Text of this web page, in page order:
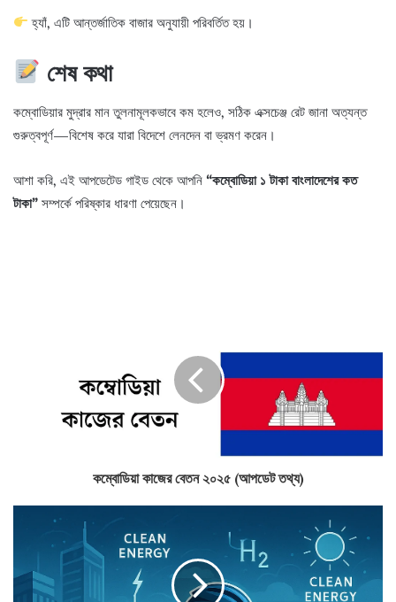
হ্যাঁ, এটি আন্তর্জাতিক বাজার অনুযায়ী পরিবর্তিত হয়।
শেষ কথা
কম্বোডিয়ার মুদ্রার মান তুলনামূলকভাবে কম হলেও, সঠিক এক্সচেঞ্জ রেট জানা অত্যন্ত
গুরুত্বপূর্ণ—বিশেষ করে যারা বিদেশে লেনদেন বা ভ্রমণ করেন।
আশা করি, এই আপডেটেড গাইড থেকে আপনি “কম্বোডিয়া ১ টাকা বাংলাদেশের কত
টাকা” সম্পর্কে পরিষ্কার ধারণা পেয়েছেন।
কম্বোডিয়া কাজের বেতন ২০২৫ (আপডেট তথ্য)